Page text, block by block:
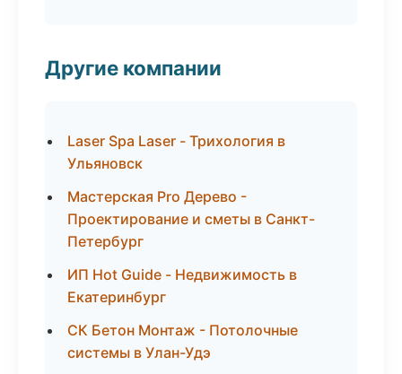
Другие компании
Laser Spa Laser - Трихология в
Ульяновск
Мастерская Pro Дерево -
Проектирование и сметы в Санкт-
Петербург
ИП Hot Guide - Недвижимость в
Екатеринбург
СК Бетон Монтаж - Потолочные
системы в Улан-Удэ